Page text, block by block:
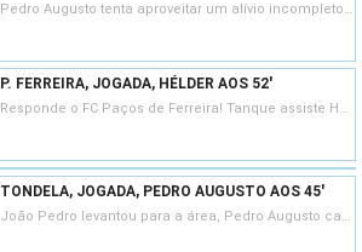
Pedro Augusto tenta aproveitar um alívio incompleto de Marco Baixinho, mas atirou à malha lateral.
P. FERREIRA, JOGADA, HÉLDER AOS 52'
Responde o FC Paços de Ferreira! Tanque assiste Hélder, este remata de primeira, saiu cruzado, mas sem direcção de baliza.
TONDELA, JOGADA, PEDRO AUGUSTO AOS 45'
João Pedro levantou para a área, Pedro Augusto cabeceou, defesa fácil de Matias Fracaro.